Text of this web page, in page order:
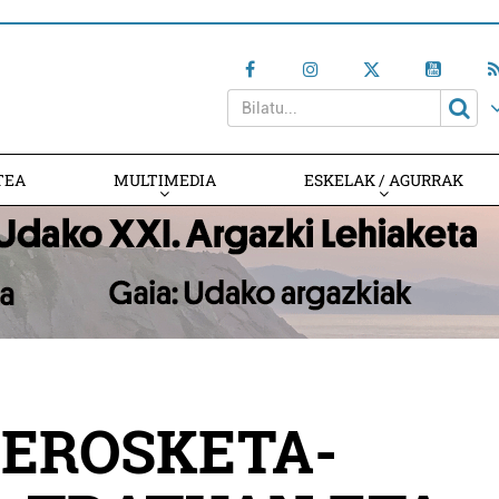
MULTIMEDIA ESKELAK / AGURRAK